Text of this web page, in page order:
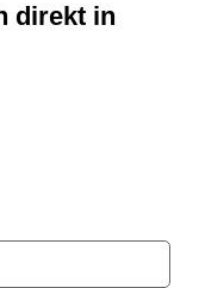
direkt in